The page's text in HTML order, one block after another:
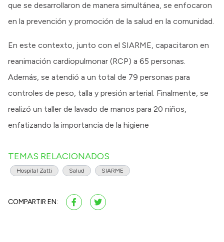
que se desarrollaron de manera simultánea, se enfocaron
en la prevención y promoción de la salud en la comunidad.
En este contexto, junto con el SIARME, capacitaron en
reanimación cardiopulmonar (RCP) a 65 personas.
Además, se atendió a un total de 79 personas para
controles de peso, talla y presión arterial. Finalmente, se
realizó un taller de lavado de manos para 20 niños,
enfatizando la importancia de la higiene
TEMAS RELACIONADOS
Hospital Zatti Salud SIARME
COMPARTIR EN: